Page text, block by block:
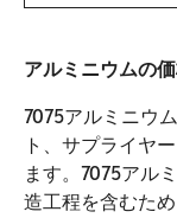
アルミニウムの
7075アルミニウ
ト、サプライヤ
ます。7075アル
造工程を含むた